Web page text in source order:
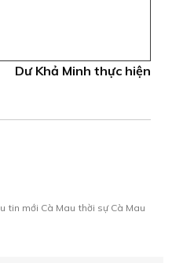
Dư Khả Minh thực hiện
tin mới Cà Mau thời sự Cà Mau